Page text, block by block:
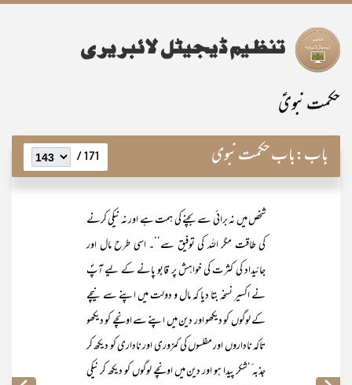
حکمت نبویؑ
باب:باب حکمت نبوی 171 /
شخص میں نہ برائی سے بچنے کی ہمت ہے اور نہ نیکی کرنے
کی طاقت مگر اللہ کی توفیق سے‘‘۔ اسی طرح مال اور
جائیداد کی کثرت کی خواہش پر قابو پانے کے لیے آپؐ
نے اکسیر نسخہ بتا دیا کہ مال و دولت میں اپنے سے نیچے
کے لوگوں کو دیکھو اور دین میں اپنے سے اونچے کو دیکھو
تاکہ ناداروں اور مفلسوں کی کمزوری اور ناداری کو دیکھ کر
جذبہ ٔ‘شکر پیدا ہو اور دین میں اونچے لوگوں کو دیکھ کر نیکی